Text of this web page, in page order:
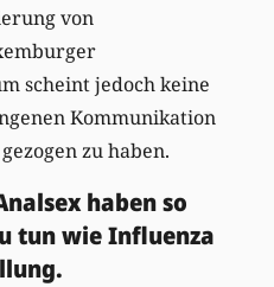
von
scheint jedoch keine
Kommunikation
zu haben.
haben so
tun wie Influenza